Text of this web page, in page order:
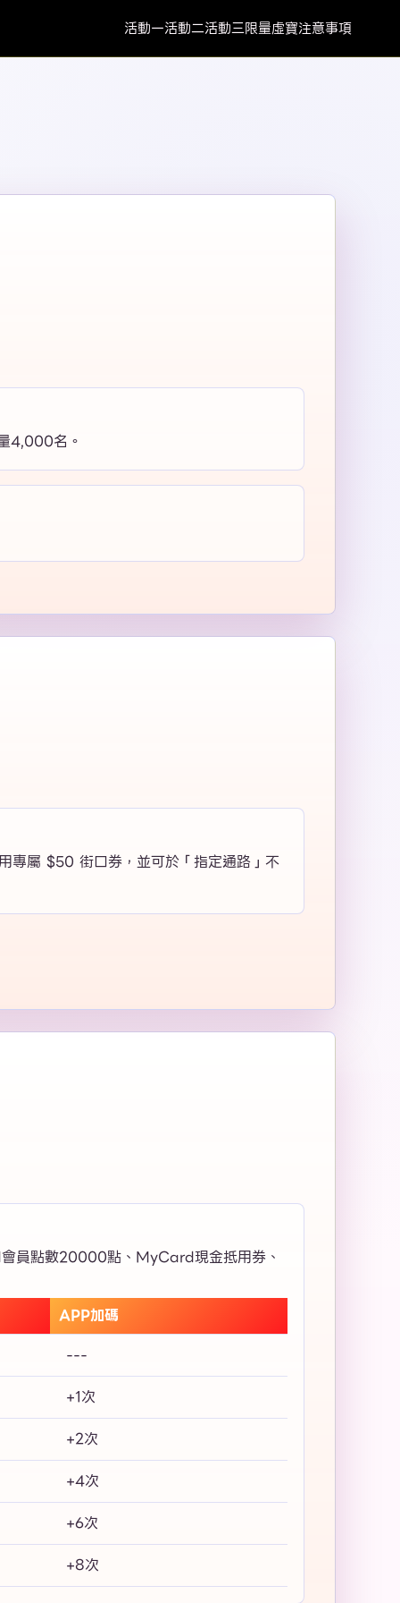
活動一活動二活動三限量虛寶注意事項
4,000名。
專屬 $50 街口券，並可於「指定通路」不
員點數20000點、MyCard現金抵用券、
APP加碼
---
+1次
+2次
+4次
+6次
+8次